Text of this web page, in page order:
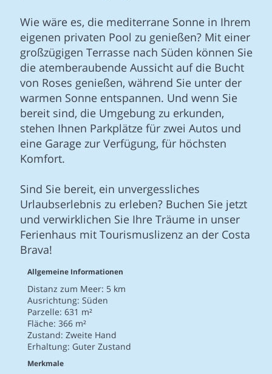
Wie wäre es, die mediterrane Sonne in Ihrem
eigenen privaten Pool zu genießen? Mit einer
großzügigen Terrasse nach Süden können Sie
die atemberaubende Aussicht auf die Bucht
von Roses genießen, während Sie unter der
warmen Sonne entspannen. Und wenn Sie
bereit sind, die Umgebung zu erkunden,
stehen Ihnen Parkplätze für zwei Autos und
eine Garage zur Verfügung, für höchsten
Komfort.
Sind Sie bereit, ein unvergessliches
Urlaubserlebnis zu erleben? Buchen Sie jetzt
und verwirklichen Sie Ihre Träume in unser
Ferienhaus mit Tourismuslizenz an der Costa
Brava!
Allgemeine Informationen
Distanz zum Meer: 5 km
Ausrichtung: Süden
Parzelle: 631 m²
Fläche: 366 m²
Zustand: Zweite Hand
Erhaltung: Guter Zustand
Merkmale